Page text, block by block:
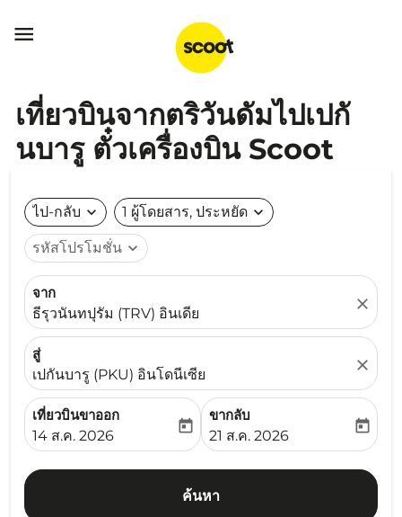

เที่ยวบินจากตริวันดัมไปเปกั
นบารู ตั๋วเครื่องบิน Scoot
ไป-กลับ expand_more 1 ผู้โดยสาร, ประหยัด expand_more
รหัสโปรโมชั่น expand_more
จาก
ธีรุวนันทปุรัม (TRV) อินเดีย
close
สู่
เปกันบารู (PKU) อินโดนีเซีย
close
เที่ยวบินขาออก
fc-booking-departure-date-aria-label
14 ส.ค. 2026
today
ขากลับ
fc-booking-return-date-
21 ส.ค. 2026
today
ค้นหา